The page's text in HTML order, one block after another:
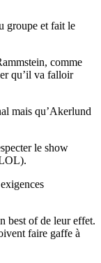
groupe et fait le
comme
qu’il va falloir
mais qu’Akerlund
le show
best of de leur effet.
faire gaffe à